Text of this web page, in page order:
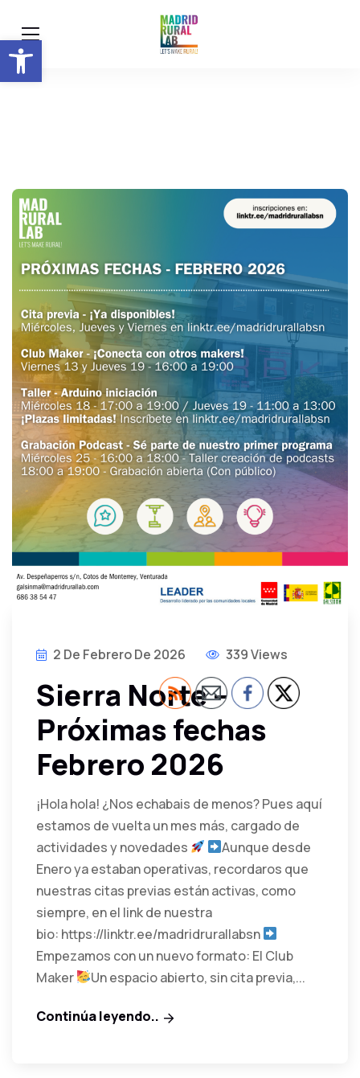
Abrir barra de herramientas
2 De Febrero De 2026 339 Views
Sierra Norte –
Próximas fechas
Febrero 2026
¡Hola hola! ¿Nos echabais de menos? Pues aquí
estamos de vuelta un mes más, cargado de
actividades y novedades
Aunque desde
Enero ya estaban operativas, recordaros que
nuestras citas previas están activas, como
siempre, en el link de nuestra
bio: https://linktr.ee/madridrurallabsn
Empezamos con un nuevo formato: El Club
Maker
Un espacio abierto, sin cita previa,...
Continúa leyendo..